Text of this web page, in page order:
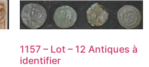
1157 – Lot – 12 Antiques à
identifier